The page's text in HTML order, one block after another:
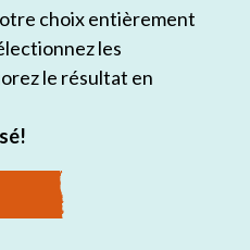
choix entièrement
les
le résultat en